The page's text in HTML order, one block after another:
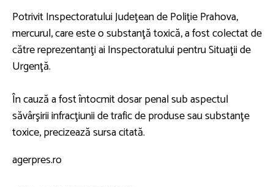
Potrivit Inspectoratului Judeţean de Poliţie Prahova,
mercurul, care este o substanţă toxică, a fost colectat de
către reprezentanţi ai Inspectoratului pentru Situaţii de
Urgenţă.
În cauză a fost întocmit dosar penal sub aspectul
săvârşirii infracţiunii de trafic de produse sau substanţe
toxice, precizează sursa citată.
agerpres.ro